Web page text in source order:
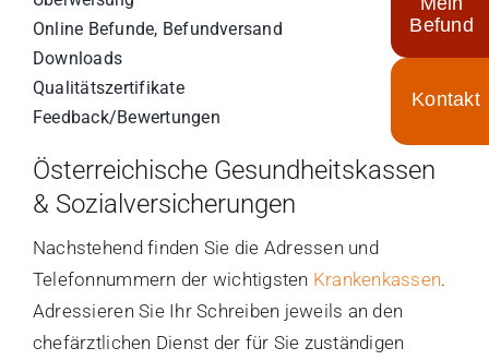
Befund
Online Befunde, Befundversand
Downloads
Qualitätszertifikate
Feedback/Bewertungen
Österreichische Gesundheitskassen
& Sozialversicherungen
Nachstehend finden Sie die Adressen und
Telefonnummern der wichtigsten Krankenkassen.
Adressieren Sie Ihr Schreiben jeweils an den
chefärztlichen Dienst der für Sie zuständigen
Toggle
Sliding
Bar